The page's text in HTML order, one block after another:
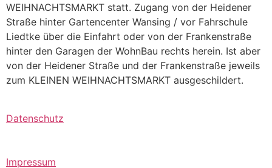
WEIHNACHTSMARKT statt. Zugang von der Heidener
Straße hinter Gartencenter Wansing / vor Fahrschule
Liedtke über die Einfahrt oder von der Frankenstraße
hinter den Garagen der WohnBau rechts herein. Ist aber
von der Heidener Straße und der Frankenstraße jeweils
zum KLEINEN WEIHNACHTSMARKT ausgeschildert.
Datenschutz
Impressum